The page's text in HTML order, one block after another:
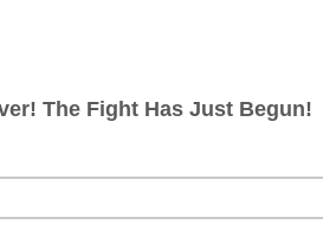
die interne Sicherheit an Bord
Hadrian.